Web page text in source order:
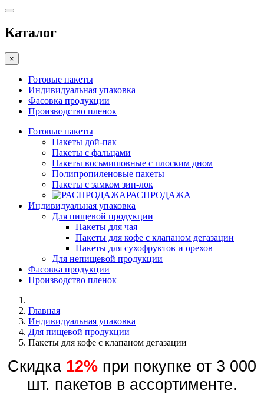
Каталог
×
Готовые пакеты
Индивидуальная упаковка
Фасовка продукции
Производство пленок
Готовые пакеты
Пакеты дой-пак
Пакеты с фальцами
Пакеты восьмишовные с плоским дном
Полипропиленовые пакеты
Пакеты с замком зип-лок
РАСПРОДАЖА
Индивидуальная упаковка
Для пищевой продукции
Пакеты для чая
Пакеты для кофе с клапаном дегазации
Пакеты для сухофруктов и орехов
Для непищевой продукции
Фасовка продукции
Производство пленок
Главная
Индивидуальная упаковка
Для пищевой продукции
Пакеты для кофе с клапаном дегазации
Скидка 12% при покупке от 3 000
шт. пакетов в ассортименте.